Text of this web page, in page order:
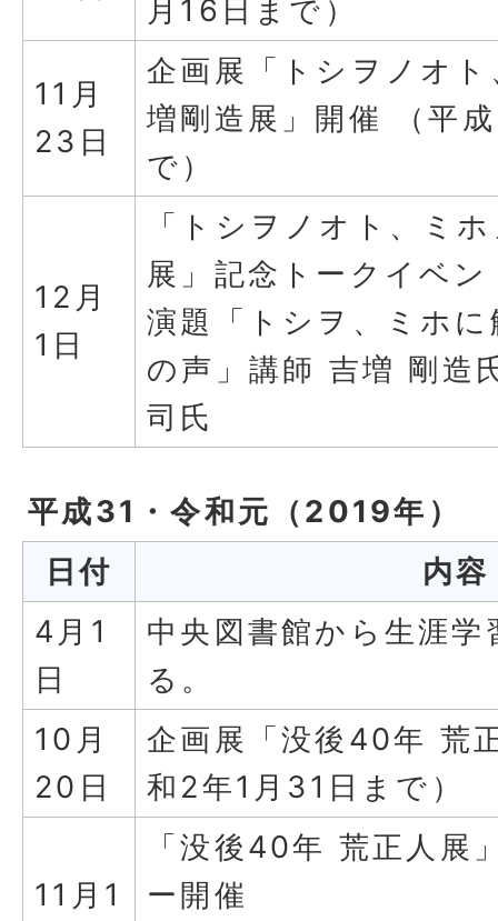
月16日まで）
11月
23日
企画展「トシヲノオ
増剛造展」開催 （平
で）
12月
1日
「トシヲノオト、ミ
展」記念トークイベン
演題「トシヲ、ミホ
の声」講師 吉増 剛造
司氏
平成31・令和元（2019年）
日付
内容
4月1
日
中央図書館から生涯
る。
10月
20日
企画展「没後40年 荒
和2年1月31日まで）
11月1
「没後40年 荒正人展
ー開催